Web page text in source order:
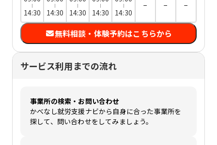
14:30
14:30
14:30
14:30
14:30
− − −
無料相談・体験予約はこちらから
サービス利用までの流れ
事業所の検索・お問い合わせ
かべなし就労支援ナビから自身に合った事業所を
探して、問い合わせをしてみましょう。